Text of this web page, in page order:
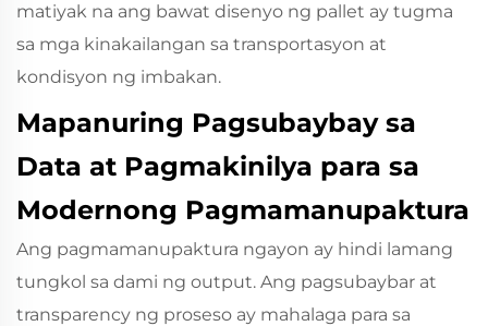
matiyak na ang bawat disenyo ng pallet ay tugma
sa mga kinakailangan sa transportasyon at
kondisyon ng imbakan.
Mapanuring Pagsubaybay sa
Data at Pagmakinilya para sa
Modernong Pagmamanupaktura
Ang pagmamanupaktura ngayon ay hindi lamang
tungkol sa dami ng output. Ang pagsubaybar at
transparency ng proseso ay mahalaga para sa